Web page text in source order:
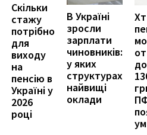
Скільки
стажу
потрібно
для
виходу
на
пенсію в
Україні у
2026
році
В Україні
зросли
зарплати
чиновників:
у яких
структурах
найвищі
оклади